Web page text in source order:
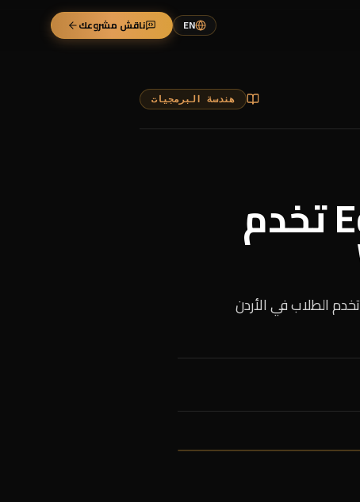
EN ناقش مشروعك
هندسة البرمجيات
من فكرة محلية إلى منصة EdTech تخدم
قصة بناء Wujhatak: كيف حوّلنا فكرة محلية إلى منصة EdTech عملية بنموذج freemium/SaaS تخدم الطلاب في الأردن